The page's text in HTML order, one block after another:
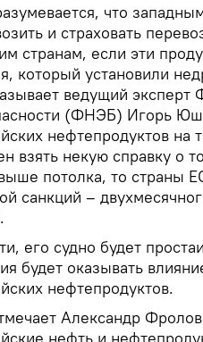
что
и страховать
странам, если эти
который установили
ведущий эксперт
(ФНЭБ) Игорь
нефтепродуктов на
взять некую справку о
потолка, то страны
санкций –
его судно будет
будет оказывать
нефтепродуктов.
Александр
нефть и